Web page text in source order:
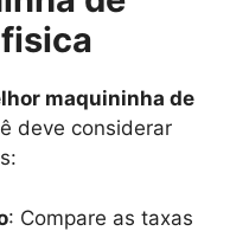
maquininha de
deve considerar
: Compare as taxas